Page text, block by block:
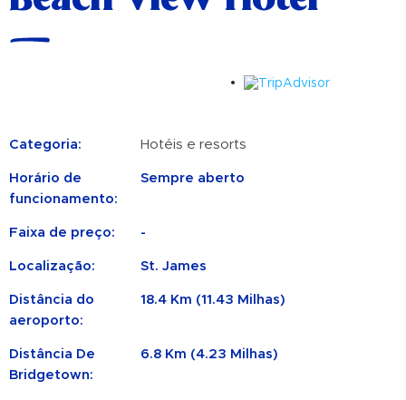
Categoria: Hotéis e resorts
Horário de
funcionamento:
Sempre aberto
Faixa de preço: -
Localização: St. James
Distância do
aeroporto:
18.4 Km (11.43 Milhas)
Distância De
Bridgetown:
6.8 Km (4.23 Milhas)